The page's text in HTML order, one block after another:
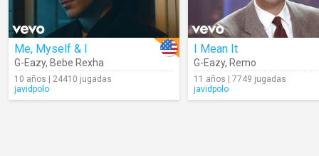
Me, Myself & I
G-Eazy, Bebe Rexha
10 años | 24410 jugadas
javidpolo
I Mean It
G-Eazy, Remo
11 años | 7749 jugadas
javidpolo